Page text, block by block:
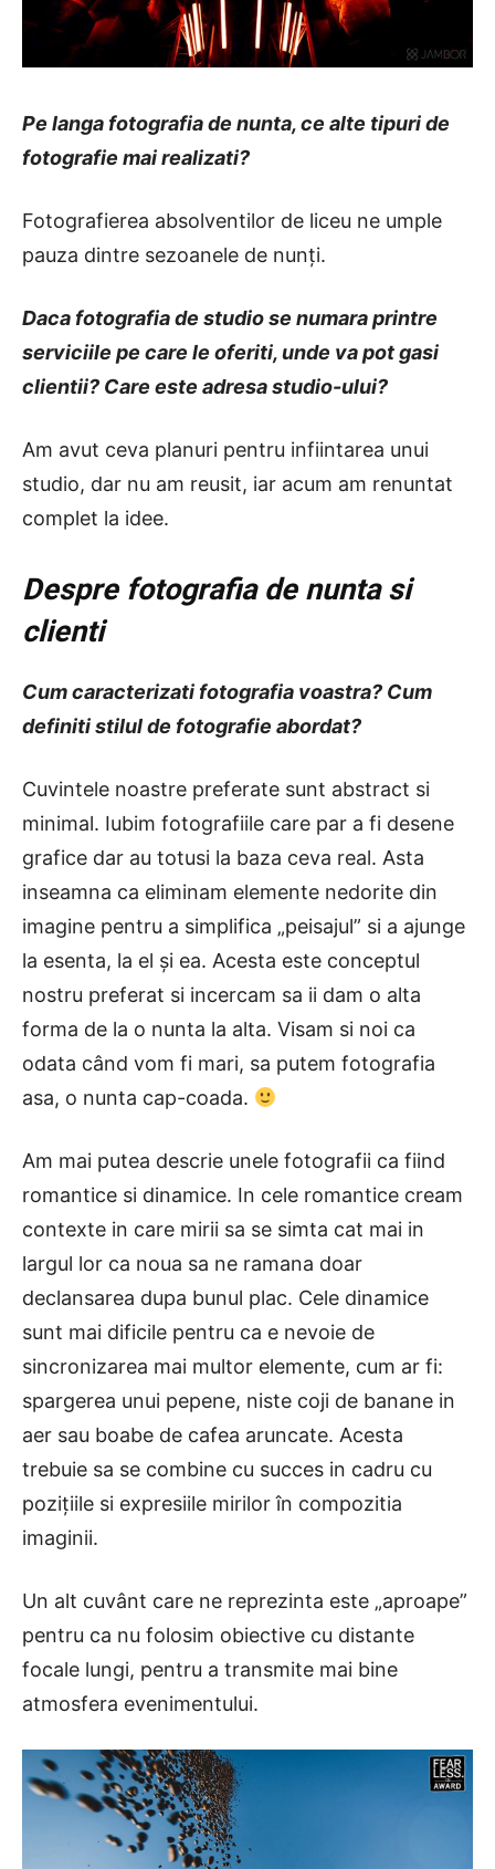
Pe langa fotografia de nunta, ce alte tipuri de
fotografie mai realizati?
Fotografierea absolventilor de liceu ne umple
pauza dintre sezoanele de nunți.
Daca fotografia de studio se numara printre
serviciile pe care le oferiti, unde va pot gasi
clientii? Care este adresa studio-ului?
Am avut ceva planuri pentru infiintarea unui
studio, dar nu am reusit, iar acum am renuntat
complet la idee.
Despre fotografia de nunta si
clienti
Cum caracterizati fotografia voastra? Cum
definiti stilul de fotografie abordat?
Cuvintele noastre preferate sunt abstract si
minimal. Iubim fotografiile care par a fi desene
grafice dar au totusi la baza ceva real. Asta
inseamna ca eliminam elemente nedorite din
imagine pentru a simplifica „peisajul” si a ajunge
la esenta, la el și ea. Acesta este conceptul
nostru preferat si incercam sa ii dam o alta
forma de la o nunta la alta. Visam si noi ca
odata când vom fi mari, sa putem fotografia
asa, o nunta cap-coada.
Am mai putea descrie unele fotografii ca fiind
romantice si dinamice. In cele romantice cream
contexte in care mirii sa se simta cat mai in
largul lor ca noua sa ne ramana doar
declansarea dupa bunul plac. Cele dinamice
sunt mai dificile pentru ca e nevoie de
sincronizarea mai multor elemente, cum ar fi:
spargerea unui pepene, niste coji de banane in
aer sau boabe de cafea aruncate. Acesta
trebuie sa se combine cu succes in cadru cu
pozițiile si expresiile mirilor în compozitia
imaginii.
Un alt cuvânt care ne reprezinta este „aproape”
pentru ca nu folosim obiective cu distante
focale lungi, pentru a transmite mai bine
atmosfera evenimentului.